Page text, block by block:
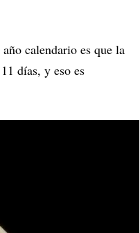
calendario es que la
días, y eso es